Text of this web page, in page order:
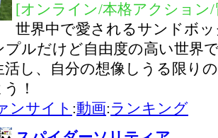
[オンライン/本格アクション
世界中で愛されるサンドボ
プルだけど自由度の高い世界
し、自分の想像しうる限り
！
ンサイト :動画:ランキング